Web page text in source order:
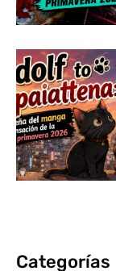
Categorías